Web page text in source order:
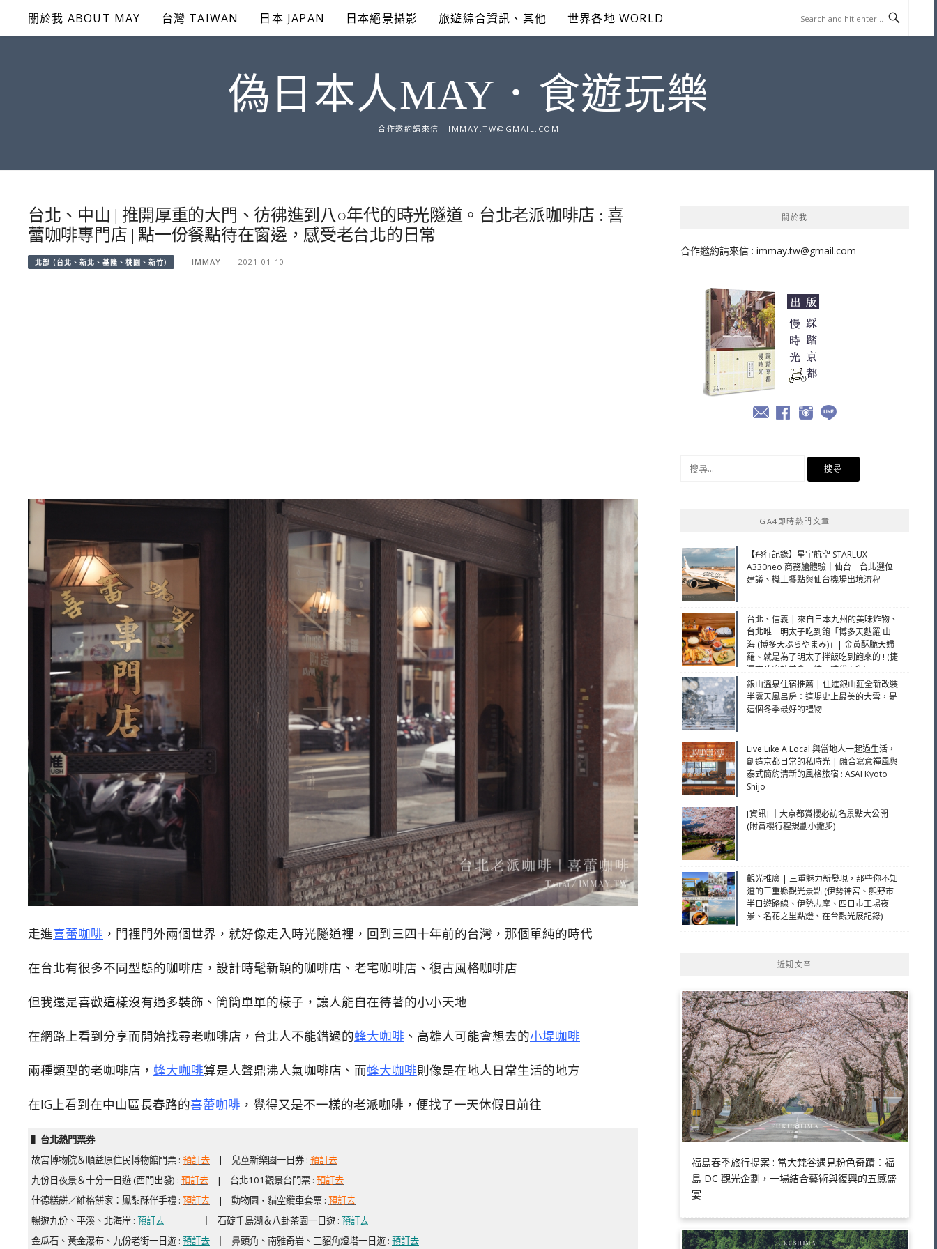
content
關於我 ABOUT MAY 台灣 TAIWAN 日本 JAPAN 日本絕景攝影 旅遊綜合資訊、其他 世界各地 WORLD
偽日本人MAY．食遊玩樂
合作邀約請來信 : IMMAY.TW@GMAIL.COM
台北、中山 | 推開厚重的大門、彷彿進到八○年代的時光隧道。台北老派咖啡店 : 喜
蕾咖啡專門店 | 點一份餐點待在窗邊，感受老台北的日常
北部 (台北、新北、基隆、桃園、新竹) IMMAY 2021-01-10
走進喜蕾咖啡 ，門裡門外兩個世界，就好像走入時光隧道裡，回到三四十年前的台灣，那個單純的時代
在台北有很多不同型態的咖啡店，設計時髦新穎的咖啡店、老宅咖啡店、復古風格咖啡店
但我還是喜歡這樣沒有過多裝飾、簡簡單單的樣子，讓人能自在待著的小小天地
在網路上看到分享而開始找尋老咖啡店，台北人不能錯過的蜂大咖啡 、高雄人可能會想去的小堤咖啡
兩種類型的老咖啡店， 蜂大咖啡算是人聲鼎沸人氣咖啡店、而蜂大咖啡則像是在地人日常生活的地方
在IG上看到在中山區長春路的喜蕾咖啡 ，覺得又是不一樣的老派咖啡，便找了一天休假日前往
▍台北熱門票券
故宮博物院＆順益原住民博物館門票 : 預訂去 | 兒童新樂園一日券 : 預訂去
九份日夜景＆十分一日遊 (西門出發) : 預訂去 | 台北101觀景台門票 : 預訂去
佳德糕餅／維格餅家：鳳梨酥伴手禮 : 預訂去 | 動物園・貓空纜車套票 : 預訂去
暢遊九份、平溪、北海岸 : 預訂去 ｜ 石碇千島湖＆八卦茶園一日遊 : 預訂去
金瓜石、黃金瀑布、九份老街一日遊 : 預訂去 ｜ 鼻頭角、南雅奇岩、三貂角燈塔一日遊 : 預訂去
關於我
合作邀約請來信 : immay.tw@gmail.com
GA4即時熱門文章
【飛行記錄】星宇航空 STARLUX
A330neo 商務艙體驗｜仙台－台北選位
建議、機上餐點與仙台機場出境流程
台北、信義 | 來自日本九州的美味炸物、
台北唯一明太子吃到飽「博多天麩羅 山
海 (博多天ぷらやまみ)」| 金黃酥脆天婦
羅、就是為了明太子拌飯吃到飽來的 ! (捷
運市政府站美食、統一時代百貨)
銀山溫泉住宿推薦 | 住進銀山莊全新改裝
半露天風呂房：這場史上最美的大雪，是
這個冬季最好的禮物
Live Like A Local 與當地人一起過生活，
創造京都日常的私時光 | 融合寫意禪風與
泰式簡約清新的風格旅宿 : ASAI Kyoto
Shijo
[資訊] 十大京都賞櫻必訪名景點大公開
(附賞櫻行程規劃小撇步)
觀光推廣 | 三重魅力新發現，那些你不知
道的三重縣觀光景點 (伊勢神宮、熊野市
半日遊路線、伊勢志摩、四日市工場夜
景、名花之里點燈、在台觀光展記錄)
近期文章
福島春季旅行提案 : 當大梵谷遇見粉色奇蹟：福
島 DC 觀光企劃，一場結合藝術與復興的五感盛
宴